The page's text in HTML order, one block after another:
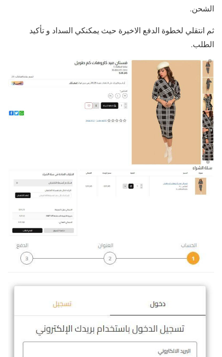
الشحن.
ثم انتقلي لخطوة الدفع الاخيرة حيث يمكنكي السداد و تأكيد
الطلب.